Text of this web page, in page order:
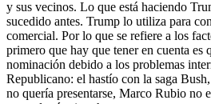
y sus vecinos. Lo que está haciendo
sucedido antes. Trump lo utiliza para
comercial. Por lo que se refiere a los
primero que hay que tener en cuenta es
nominación debido a los problemas
Republicano: el hastío con la saga
no quería presentarse, Marco Rubio no